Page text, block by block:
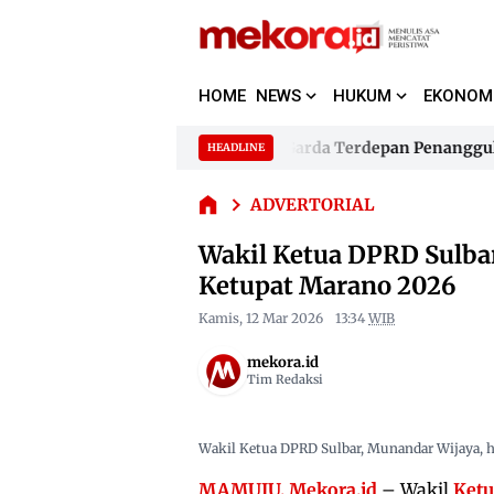
HOME NEWS HUKUM
HEADLINE
480 Bhabinkamtibmas Garda Terdepan
480 Bhabinkamtibmas Garda Terdepan
ADVERTORIAL
Ketua
Sulbar
Gelar
Operasi
Ketupat
Marano
2026
Wakil Ketua DPRD
Ketupat Marano 2026
Kamis, 12 Mar 2026 13:34 WIB
mekora.id
Tim Redaksi
Wakil Ketua DPRD Sulbar, Munandar Wijaya,